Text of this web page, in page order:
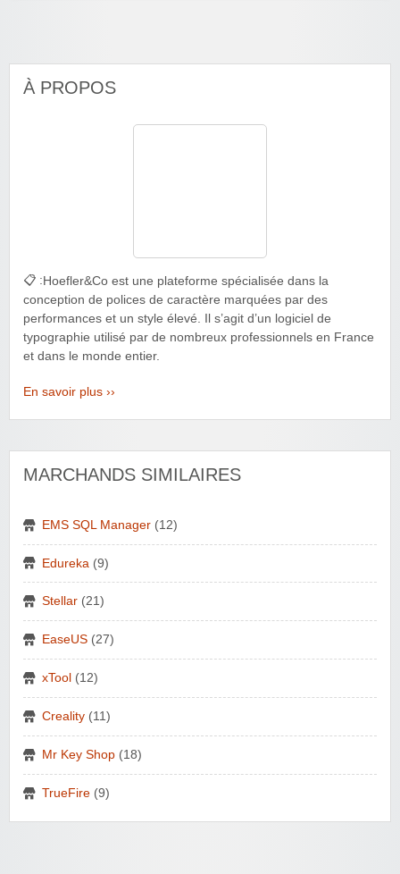
À PROPOS
📋 :Hoefler&Co est une plateforme spécialisée dans la
conception de polices de caractère marquées par des
performances et un style élevé. Il s’agit d’un logiciel de
typographie utilisé par de nombreux professionnels en France
et dans le monde entier.
En savoir plus ››
MARCHANDS SIMILAIRES
EMS SQL Manager (12)
Edureka (9)
Stellar (21)
EaseUS (27)
xTool (12)
Creality (11)
Mr Key Shop (18)
TrueFire (9)